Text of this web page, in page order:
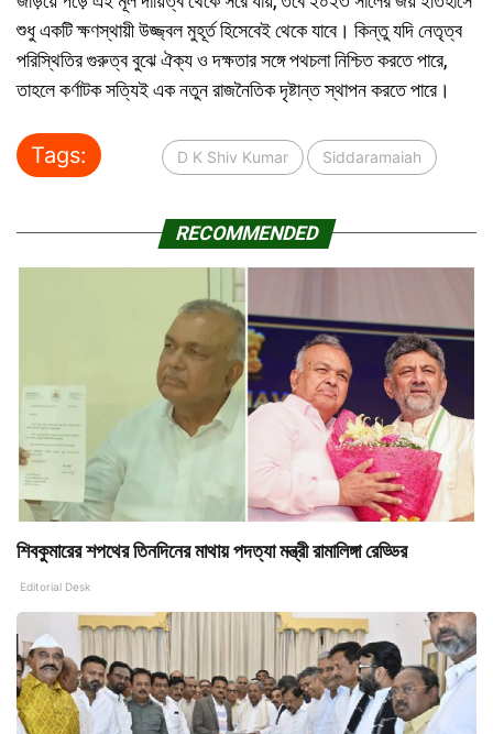
শুধু একটি ক্ষণস্থায়ী উজ্জ্বল মুহূর্ত হিসেবেই থেকে যাবে। কিন্তু যদি নেতৃত্ব
পরিস্থিতির গুরুত্ব বুঝে ঐক্য ও দক্ষতার সঙ্গে পথচলা নিশ্চিত করতে পারে,
তাহলে কর্ণাটক সত্যিই এক নতুন রাজনৈতিক দৃষ্টান্ত স্থাপন করতে পারে।
Tags: D K Shiv Kumar Siddaramaiah
RECOMMENDED
শিবকুমারের শপথের তিনদিনের মাথায় পদত্যা মন্ত্রী রামালিঙ্গা রেড্ডির
Editorial Desk